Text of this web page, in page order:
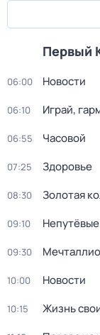
Первый
06:00 Новости
06:10 Играй,
06:55 Часовой
07:25 Здоровье
08:30 Золотая
09:10
09:30
10:00 Новости
10:15 Жизнь